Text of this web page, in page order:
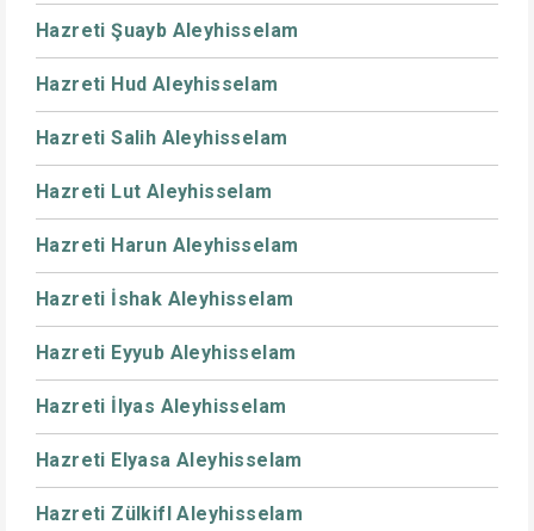
Hazreti Şuayb Aleyhisselam
Hazreti Hud Aleyhisselam
Hazreti Salih Aleyhisselam
Hazreti Lut Aleyhisselam
Hazreti Harun Aleyhisselam
Hazreti İshak Aleyhisselam
Hazreti Eyyub Aleyhisselam
Hazreti İlyas Aleyhisselam
Hazreti Elyasa Aleyhisselam
Hazreti Zülkifl Aleyhisselam